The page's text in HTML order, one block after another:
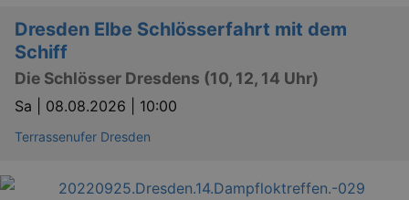
Dresden Elbe Schlösserfahrt mit dem
Schiff
Die Schlösser Dresdens (10, 12, 14 Uhr)
Sa | 08.08.2026 | 10:00
Terrassenufer Dresden